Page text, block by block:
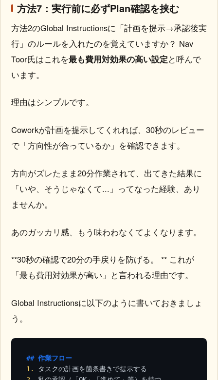
方法7：実行前に必ずPlan確認を挟む
方法2のGlobal Instructionsに「計画を提示→承認後実
行」のルールを入れたのを覚えていますか？ Nav
Toor氏はこれを最も費用対効果の高い設定と呼んで
います。
理由はシンプルです。
Coworkが計画を提示してくれれば、30秒のレビュー
で「方向性が合っているか」を確認できます。
方向がズレたまま20分作業されて、出てきた結果に
「いや、そうじゃなくて...」ってなった経験、あり
ませんか。
あのガッカリ感、もう味わわなくてよくなります。
**30秒の確認で20分の手戻りを防げる。 ** これが
「最も費用対効果が高い」と言われる理由です。
Global Instructionsに以下のように書いておきましょ
う。
## 作業フロー
1.